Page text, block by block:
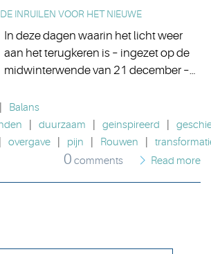
INRUILEN VOOR HET NIEUWE
In deze dagen waarin het licht weer
aan het terugkeren is – ingezet op de
midwinterwende van 21 december –…
Balans
duurzaam geinspireerd
overgave pijn Rouwen
0 comments Read more